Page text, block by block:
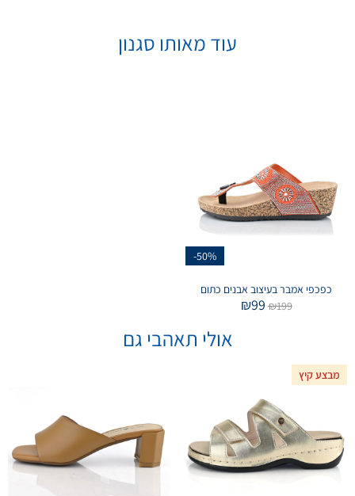
עוד מאותו סגנון
-50%
כפכפי אמבר בעיצוב אבנים כתום
₪199
₪99
אולי תאהבי גם
מבצע קיץ